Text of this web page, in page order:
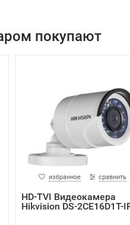
покупают
избранное сравнить
HD-TVI Видеокамера
Hikvision DS-2CE16D1T-